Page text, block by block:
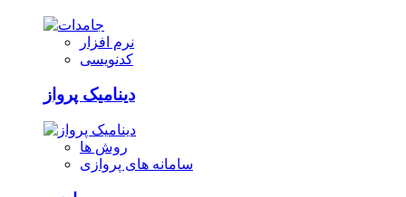
نرم افزار
کدنویسی
دینامیک پرواز
روش ها
سامانه های پروازی